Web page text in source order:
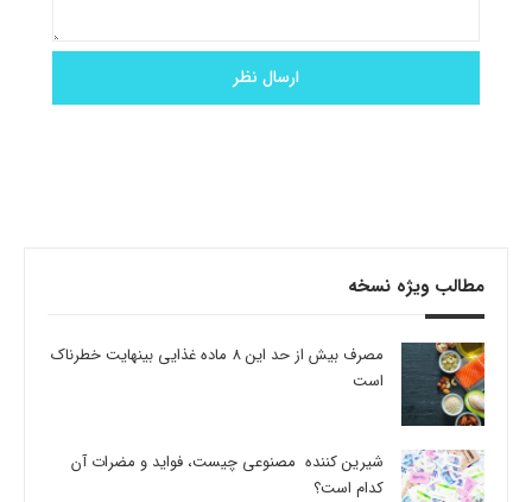
مطالب ویژه نسخه
مصرف بیش از حد این 8 ماده غذایی بینهایت خطرناک
است
شیرین کننده مصنوعی چیست، فواید و مضرات آن
کدام است؟